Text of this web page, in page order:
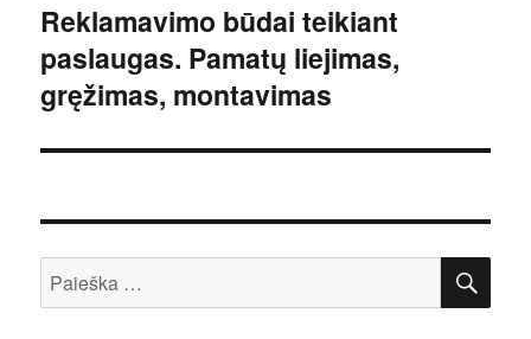
Kitas
įrašas:
Reklamavimo būdai teikiant
paslaugas. Pamatų liejimas,
gręžimas, montavimas
Ieškoti: